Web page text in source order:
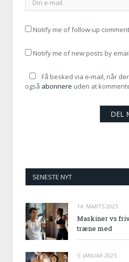
Notify me of follow-up
Notify me of new posts by
Få besked via e-mail, når
også abonnere uden at
SENESTE NYT
14. MARTS 2025
Maskiner vs
træne med
5. JANUAR 2025